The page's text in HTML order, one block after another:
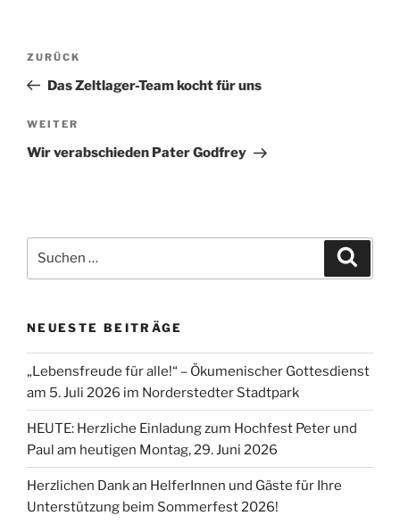
Beitragsnavigation
Vorheriger
Beitrag
ZURÜCK
Das Zeltlager-Team kocht für uns
Nächster
Beitrag
WEITER
Wir verabschieden Pater Godfrey
nach:
NEUESTE BEITRÄGE
„Lebensfreude für alle!“ – Ökumenischer Gottesdienst
am 5. Juli 2026 im Norderstedter Stadtpark
HEUTE: Herzliche Einladung zum Hochfest Peter und
Paul am heutigen Montag, 29. Juni 2026
Herzlichen Dank an HelferInnen und Gäste für Ihre
Unterstützung beim Sommerfest 2026!